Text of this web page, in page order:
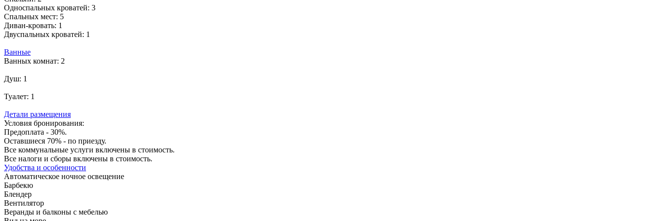
Односпальных кроватей: 3
Спальных мест: 5
Диван-кровать: 1
Двуспальных кроватей: 1
Ванные
Ванных комнат: 2
Душ: 1
Туалет: 1
Детали размещения
Условия бронирования:
Предоплата - 30%.
Оставшиеся 70% - по приезду.
Все коммунальные услуги включены в стоимость.
Все налоги и сборы включены в стоимость.
Удобства и особенности
Автоматическое ночное освещение
Барбекю
Блендер
Вентилятор
Веранды и балконы с мебелью